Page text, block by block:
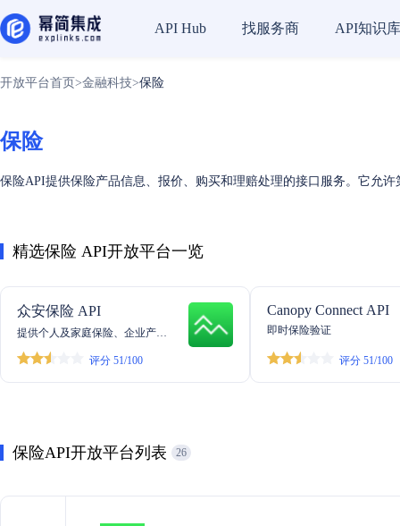
API Hub 找服务商 API知识库
开放平台首页 >金融科技>保险
保险
保险API提供保险产品信息、报价、购买和理赔处理的接口服务。它允
精选保险 API开放平台一览
众安保险 API
提供个人及家庭保险、企业产品
评分 51/100
Canopy Connect API
即时保险验证
评分 51/100
保险API开放平台列表 26